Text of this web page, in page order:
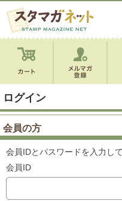
ログイン
会員の方
会員IDとパスワードを入力し
会員ID